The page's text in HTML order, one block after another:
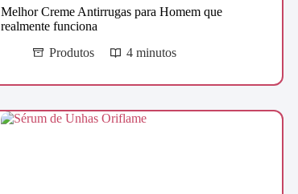
Melhor Creme Antirrugas para Homem que
realmente funciona
Produtos
4 minutos